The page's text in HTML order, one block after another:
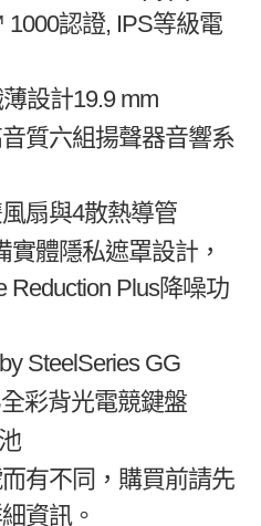
認證, IPS等級電
設計19.9 mm
質六組揚聲器音響系
扇與4散熱導管
實體隱私遮罩設計，
Reduction Plus降噪功
SteelSeries GG
彩背光電競鍵盤
有不同，購買前請先
資訊。